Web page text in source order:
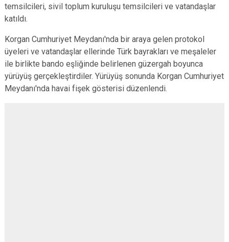
temsilcileri, sivil toplum kuruluşu temsilcileri ve vatandaşlar
katıldı.
Korgan Cumhuriyet Meydanı'nda bir araya gelen protokol
üyeleri ve vatandaşlar ellerinde Türk bayrakları ve meşaleler
ile birlikte bando eşliğinde belirlenen güzergah boyunca
yürüyüş gerçekleştirdiler. Yürüyüş sonunda Korgan Cumhuriyet
Meydanı'nda havai fişek gösterisi düzenlendi.